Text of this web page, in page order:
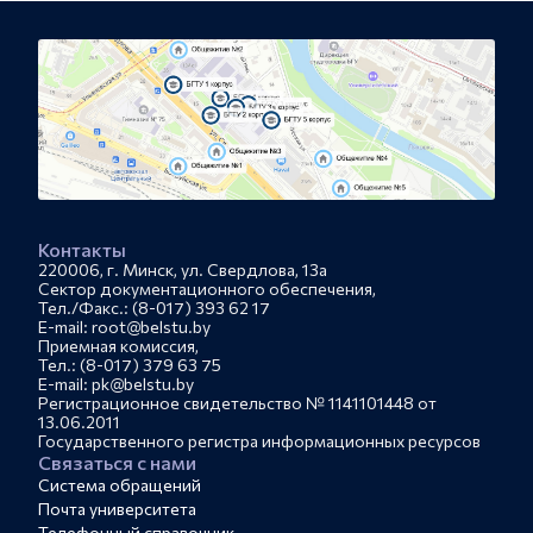
Контакты
220006, г. Минск, ул. Свердлова, 13а
Сектор документационного обеспечения,
Тел./Факс.: (8-017) 393 62 17
E-mail: root@belstu.by
Приемная комиссия,
Тел.: (8-017) 379 63 75
E-mail: pk@belstu.by
Регистрационное свидетельство № 1141101448 от
13.06.2011
Государственного регистра информационных ресурсов
Связаться с нами
Система обращений
Почта университета